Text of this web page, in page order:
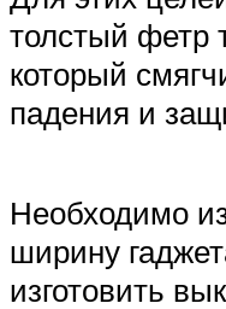
толстый
который
падения и
Необходимо
ширину
изготовить